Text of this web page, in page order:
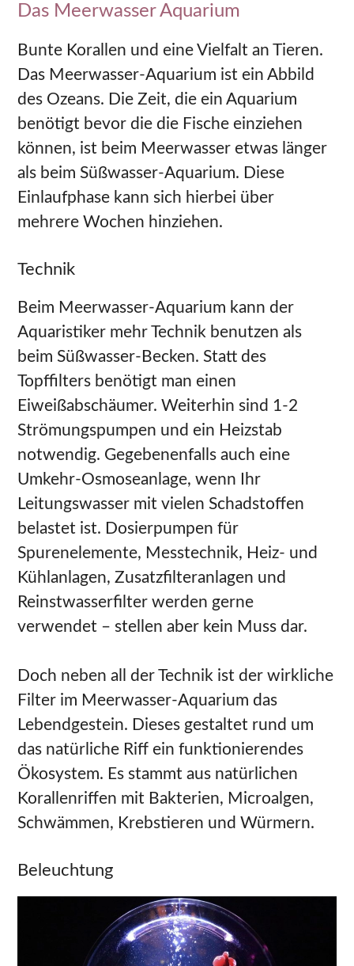
Das Meerwasser Aquarium
Bunte Korallen und eine Vielfalt an Tieren.
Das Meerwasser-Aquarium ist ein Abbild
des Ozeans. Die Zeit, die ein Aquarium
benötigt bevor die die Fische einziehen
können, ist beim Meerwasser etwas länger
als beim Süßwasser-Aquarium. Diese
Einlaufphase kann sich hierbei über
mehrere Wochen hinziehen.
Technik
Beim Meerwasser-Aquarium kann der
Aquaristiker mehr Technik benutzen als
beim Süßwasser-Becken. Statt des
Topffilters benötigt man einen
Eiweißabschäumer. Weiterhin sind 1-2
Strömungspumpen und ein Heizstab
notwendig. Gegebenenfalls auch eine
Umkehr-Osmoseanlage, wenn Ihr
Leitungswasser mit vielen Schadstoffen
belastet ist. Dosierpumpen für
Spurenelemente, Messtechnik, Heiz- und
Kühlanlagen, Zusatzfilteranlagen und
Reinstwasserfilter werden gerne
verwendet – stellen aber kein Muss dar.
Doch neben all der Technik ist der wirkliche
Filter im Meerwasser-Aquarium das
Lebendgestein. Dieses gestaltet rund um
das natürliche Riff ein funktionierendes
Ökosystem. Es stammt aus natürlichen
Korallenriffen mit Bakterien, Microalgen,
Schwämmen, Krebstieren und Würmern.
Beleuchtung